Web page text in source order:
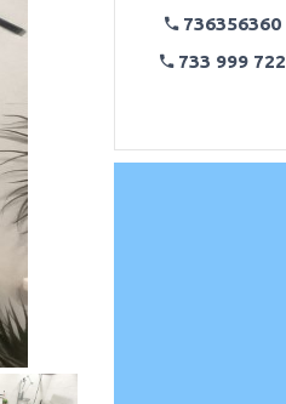
736356360
733 999 722